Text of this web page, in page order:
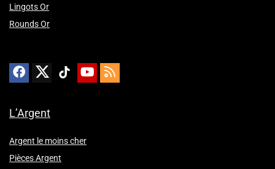
Lingots Or
Rounds Or
L’Argent
Argent le moins cher
Pièces Argent